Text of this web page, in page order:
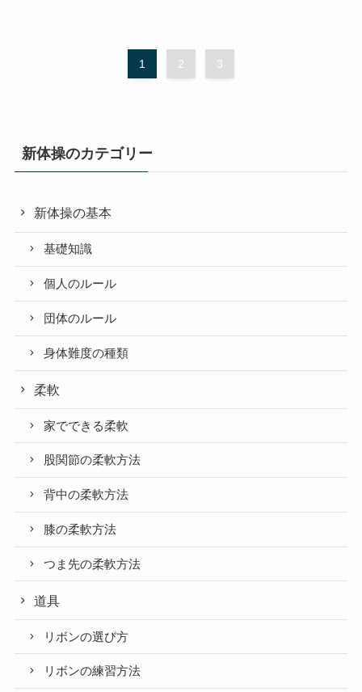
1 2 3
新体操のカテゴリー
新体操の基本
基礎知識
個人のルール
団体のルール
身体難度の種類
柔軟
家でできる柔軟
股関節の柔軟方法
背中の柔軟方法
膝の柔軟方法
つま先の柔軟方法
道具
リボンの選び方
リボンの練習方法